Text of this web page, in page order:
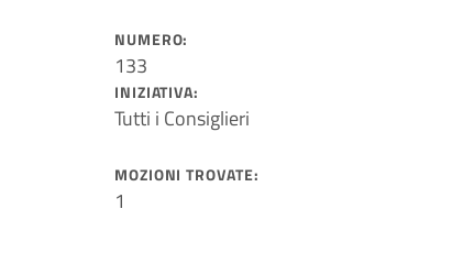
NUMERO:
133
INIZIATIVA:
Tutti i Consiglieri
MOZIONI TROVATE:
1